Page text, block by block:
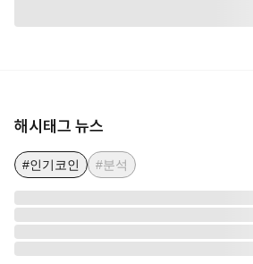
해시태그 뉴스
#인기코인 #분석